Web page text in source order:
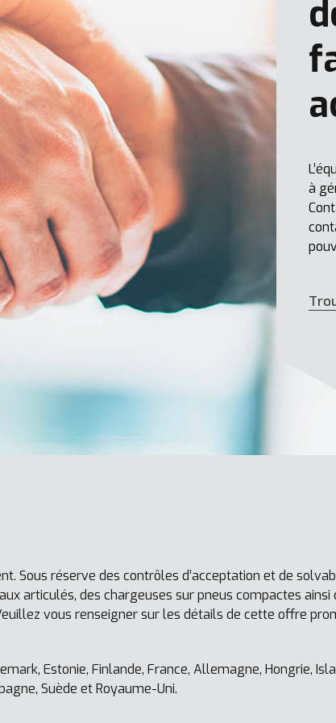
à
Sous réserve des contrôles d’acceptation et de
articulés, des chargeuses sur pneus compactes
vous renseigner sur les détails de cette offre
Estonie, Finlande, France, Allemagne, Hongrie,
Suède et Royaume-Uni.